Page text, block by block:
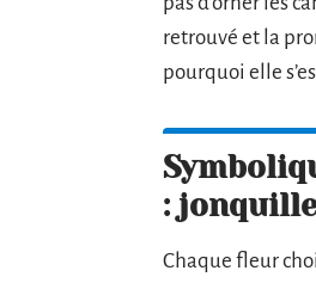
retrouvé et la
pourquoi elle
:
Chaque fleur